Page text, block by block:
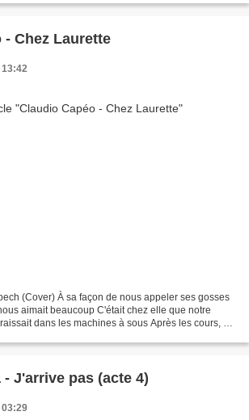
- Chez Laurette
(Cover) À sa façon de nous appeler ses gosses
aimait beaucoup C'était chez elle que notre
dans les machines à sous Après les cours, on
J'arrive pas (acte 4)
03:29